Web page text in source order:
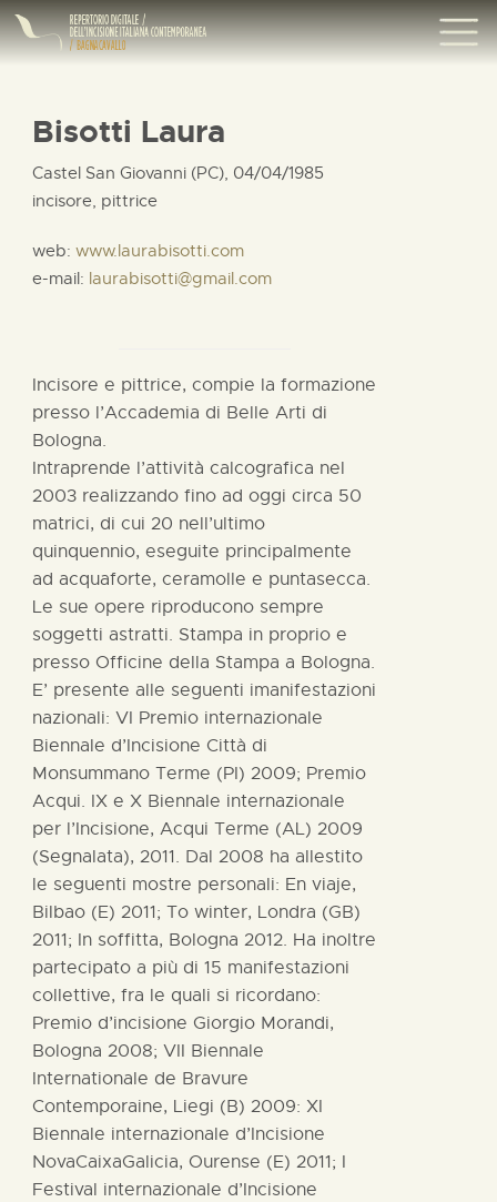
Bisotti Laura
Castel San Giovanni (PC), 04/04/1985
incisore, pittrice
web: www.laurabisotti.com
e-mail: laurabisotti@gmail.com
Incisore e pittrice, compie la formazione
presso l’Accademia di Belle Arti di
Bologna.
Intraprende l’attività calcografica nel
2003 realizzando fino ad oggi circa 50
matrici, di cui 20 nell’ultimo
quinquennio, eseguite principalmente
ad acquaforte, ceramolle e puntasecca.
Le sue opere riproducono sempre
soggetti astratti. Stampa in proprio e
presso Officine della Stampa a Bologna.
E’ presente alle seguenti imanifestazioni
nazionali: VI Premio internazionale
Biennale d’Incisione Città di
Monsummano Terme (PI) 2009; Premio
Acqui. IX e X Biennale internazionale
per l’Incisione, Acqui Terme (AL) 2009
(Segnalata), 2011. Dal 2008 ha allestito
le seguenti mostre personali: En viaje,
Bilbao (E) 2011; To winter, Londra (GB)
2011; In soffitta, Bologna 2012. Ha inoltre
partecipato a più di 15 manifestazioni
collettive, fra le quali si ricordano:
Premio d’incisione Giorgio Morandi,
Bologna 2008; VII Biennale
Internationale de Bravure
Contemporaine, Liegi (B) 2009: XI
Biennale internazionale d’Incisione
NovaCaixaGalicia, Ourense (E) 2011; I
Festival internazionale d’Incisione